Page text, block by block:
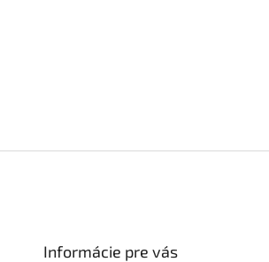
Informácie pre vás